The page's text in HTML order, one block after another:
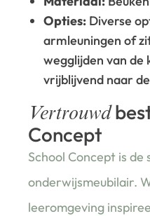
Opties: Diverse
armleuningen of
wegglijden van de
vrijblijvend naar
Vertrouwd
Concept
School Concept is de
onderwijsmeubilair.
leeromgeving